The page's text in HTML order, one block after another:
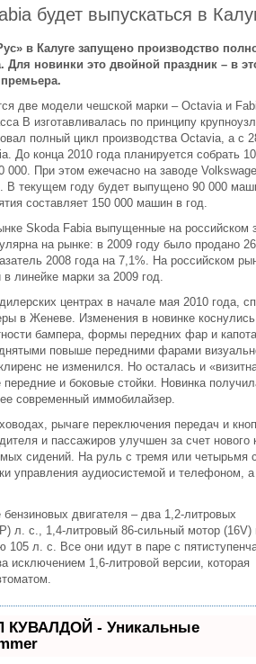
будет выпускаться в
в Калуге запущено производство
Для новинки это двойной праздник – в
две модели чешской марки – Octavia и
В изготавливалась по принципу
полный цикл производства Octavia, а с
До конца 2010 года планируется собрать
000. При этом ежечасно на заводе
В текущем году будет выпущено 90 000
составляет 150 000 машин в год.
Skoda Fabia выпущенные на российском
на рынке: в 2009 году было продано
2008 года на 7,1%. На российском
линейке марки за 2009 год.
центрах в начале мая 2010 года,
в Женеве. Изменения в новинке
бампера, формы передних фар и
повыше передними фарами
не изменился. Но осталась и
и боковые стойки. Новинка
современный иммобилайзер.
рычаге переключения передач и
и пассажиров улучшен за счет нового
сидений. На руль с тремя или четырьмя
управления аудиосистемой и телефоном,
двигателя – два 1,2-литровых
л. с., 1,4-литровый 86-сильный мотор (16V)
105 л. с. Все они идут в паре с
исключением 1,6-литровой версии, которая
КУВАЛДОЙ - Уникальные